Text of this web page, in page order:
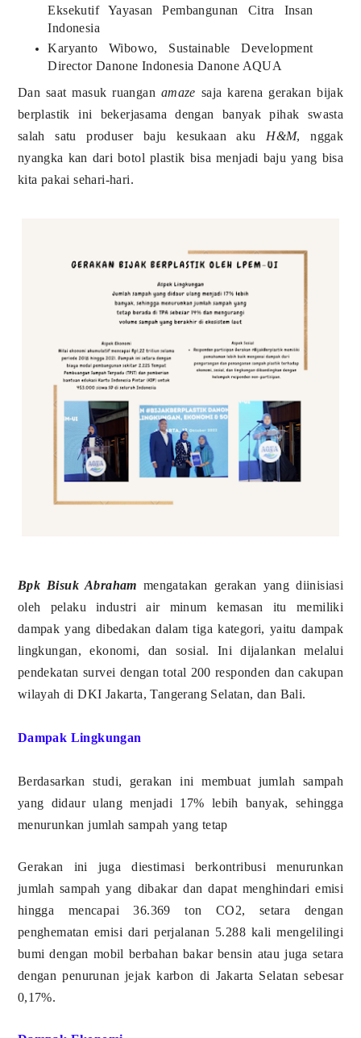
Eksekutif Yayasan Pembangunan Citra Insan
Indonesia
Karyanto Wibowo, Sustainable Development
Director Danone Indonesia Danone AQUA
Dan saat masuk ruangan amaze saja karena gerakan bijak
berplastik ini bekerjasama dengan banyak pihak swasta
salah satu produser baju kesukaan aku H&M, nggak
nyangka kan dari botol plastik bisa menjadi baju yang bisa
kita pakai sehari-hari.
Bpk Bisuk Abraham mengatakan gerakan yang diinisiasi
oleh pelaku industri air minum kemasan itu memiliki
dampak yang dibedakan dalam tiga kategori, yaitu dampak
lingkungan, ekonomi, dan sosial. Ini dijalankan melalui
pendekatan survei dengan total 200 responden dan cakupan
wilayah di DKI Jakarta, Tangerang Selatan, dan Bali.
Dampak Lingkungan
Berdasarkan studi, gerakan ini membuat jumlah sampah
yang didaur ulang menjadi 17% lebih banyak, sehingga
menurunkan jumlah sampah yang tetap
Gerakan ini juga diestimasi berkontribusi menurunkan
jumlah sampah yang dibakar dan dapat menghindari emisi
hingga mencapai 36.369 ton CO2, setara dengan
penghematan emisi dari perjalanan 5.288 kali mengelilingi
bumi dengan mobil berbahan bakar bensin atau juga setara
dengan penurunan jejak karbon di Jakarta Selatan sebesar
0,17%.